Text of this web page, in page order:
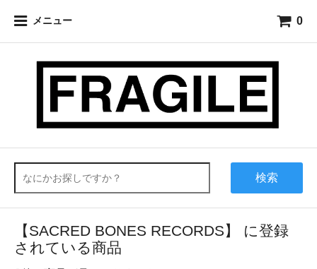
メニュー 0
検索
【SACRED BONES RECORDS】 に登録
されている商品